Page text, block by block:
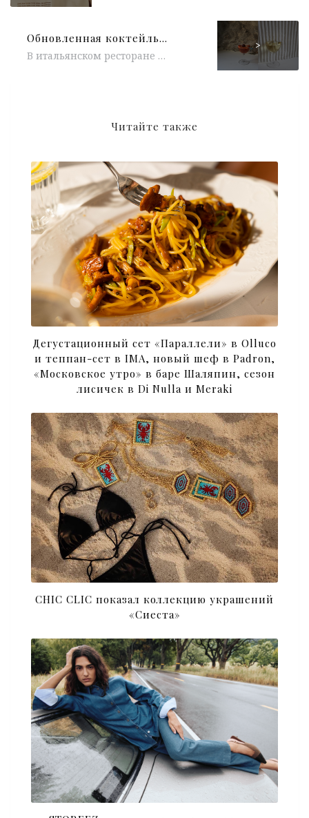
Обновленная коктейльная карта в Osteria Unica
В итальянском ресторане Osteria Unica обновилась коктейльная карта. Шеф-бармен Никита Ганькин добавил в барное меню новинки, которые можно разделить на три категории:...
>
Читайте также
Дегустационный сет «Параллели» в Olluco
и теппан-сет в IMA, новый шеф в Padron,
«Московское утро» в баре Шаляпин, сезон
лисичек в Di Nulla и Meraki
CHIC CLIC показал коллекцию украшений
«Сиеста»